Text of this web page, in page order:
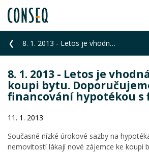
8. 1. 2013 - Letos je vhodná doba ke koupi bytu. Doporučujeme financování hypotékou s fixní sazbou.
8. 1. 2013 - Letos je
koupi bytu.
financování hypotékou s
11. 1. 2013
Současné nízké úrokové sazby na
nemovitostí lákají nové zájemce ke koupi